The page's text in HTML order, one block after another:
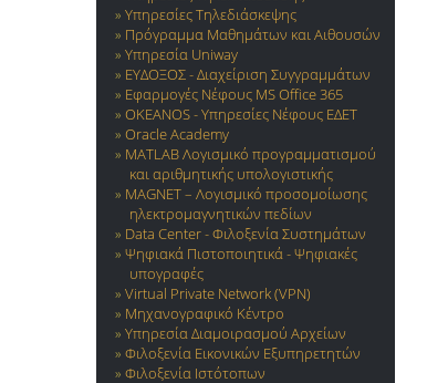
Υπηρεσίες Τηλεδιάσκεψης
Πρόγραμμα Μαθημάτων και Αιθουσών
Υπηρεσία Uniway
ΕΥΔΟΞΟΣ - Διαχείριση Συγγραμμάτων
Εφαρμογές Νέφους MS Office 365
OKEANOS - Υπηρεσίες Νέφους ΕΔΕΤ
Oracle Academy
MATLAB Λογισμικό προγραμματισμού
και αριθμητικής υπολογιστικής
MAGNET – Λογισμικό προσομοίωσης
ηλεκτρομαγνητικών πεδίων
Data Center - Φιλοξενία Συστημάτων
Ψηφιακά Πιστοποιητικά - Ψηφιακές
υπογραφές
Virtual Private Network (VPN)
Μηχανογραφικό Κέντρο
Υπηρεσία Διαμοιρασμού Αρχείων
Φιλοξενία Εικονικών Εξυπηρετητών
Φιλοξενία Ιστότοπων